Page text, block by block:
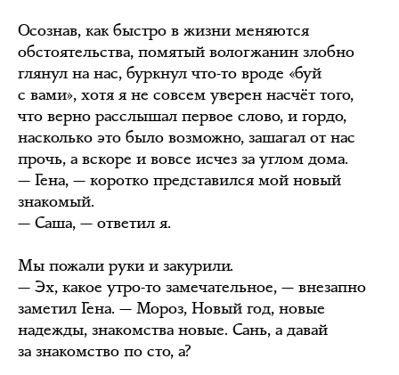
Осознав, как быстро в жизни меняются
обстоятельства, помятый вологжанин злобно
глянул на нас, буркнул что-то вроде «буй
с вами», хотя я не совсем уверен насчёт того,
что верно расслышал первое слово, и гордо,
насколько это было возможно, зашагал от нас
прочь, а вскоре и вовсе исчез за углом дома.
— Гена, — коротко представился мой новый
знакомый.
— Саша, — ответил я.
Мы пожали руки и закурили.
— Эх, какое утро-то замечательное, — внезапно
заметил Гена. — Мороз, Новый год, новые
надежды, знакомства новые. Сань, а давай
за знакомство по сто, а?